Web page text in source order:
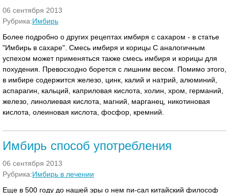
06 сентября 2013
Рубрика:Имбирь
Более подробно о других рецептах имбиря с сахаром - в статье
"Имбирь в сахаре". Смесь имбиря и корицы С аналогичным
успехом может применяться также смесь имбиря и корицы для
похудения. Превосходно борется с лишним весом. Помимо этого,
в имбире содержится железо, цинк, калий и натрий, алюминий,
аспарагин, кальций, каприловая кислота, холин, хром, германий,
железо, линолиевая кислота, магний, марганец, никотиновая
кислота, олеиновая кислота, фосфор, кремний.
Имбирь способ употребления
06 сентября 2013
Рубрика:Имбирь в лечении
Еще в 500 году до нашей эры о нем пи-сал китайский философ